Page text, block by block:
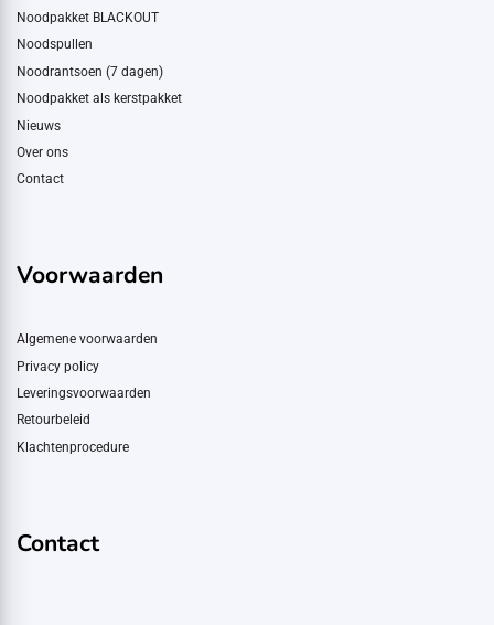
Noodpakket BLACKOUT
Noodspullen
Noodrantsoen (7 dagen)
Noodpakket als kerstpakket
Nieuws
Over ons
Contact
Voorwaarden
Algemene voorwaarden
Privacy policy
Leveringsvoorwaarden
Retourbeleid
Klachtenprocedure
Contact